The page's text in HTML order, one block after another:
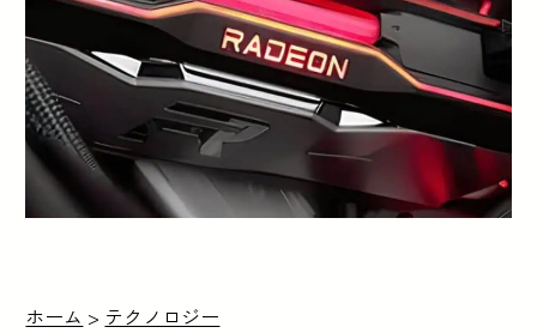
ホーム > テクノロジー